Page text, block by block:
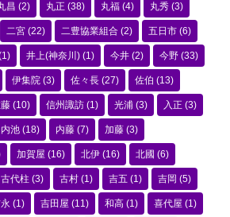
昌 (2) 丸正 (38) 丸福 (4) 丸秀 (3)
二宮 (22) 二豊協業組合 (2) 五日市 (6)
井上(神奈川) (1) 今井 (2) 今野 (33)
伊集院 (3) 佐々長 (27) 佐伯 (13)
(10) 信州諏訪 (1) 光浦 (3) 入正 (3)
内池 (18) 内藤 (7) 加藤 (3)
加賀屋 (16) 北伊 (16) 北國 (6)
古代柱 (3) 古村 (1) 吉五 (1) 吉岡 (5)
(1) 吉田屋 (11) 和高 (1) 喜代屋 (1)